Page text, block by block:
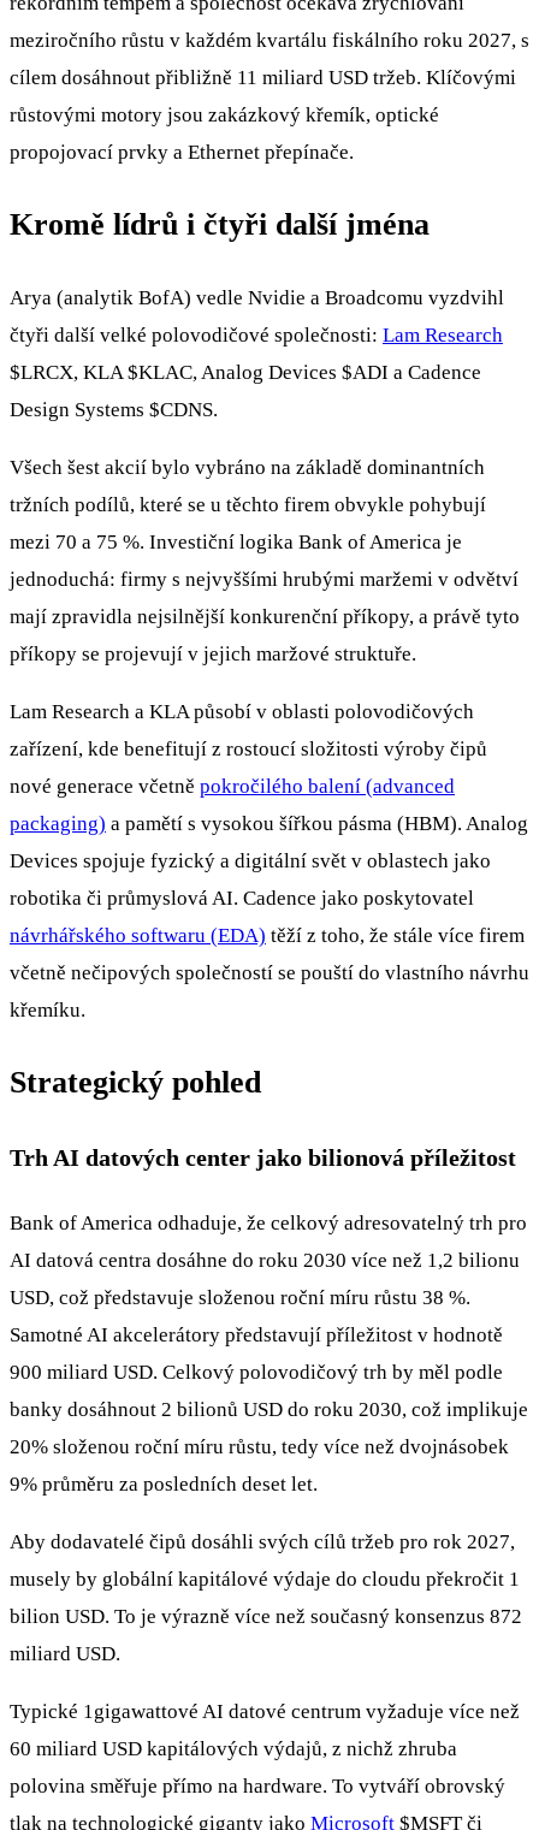
meziročního růstu v každém kvartálu fiskálního roku 2027, s
cílem dosáhnout přibližně 11 miliard USD tržeb. Klíčovými
růstovými motory jsou zakázkový křemík, optické
propojovací prvky a Ethernet přepínače.
Kromě lídrů i čtyři další jména
Arya (analytik BofA) vedle Nvidie a Broadcomu vyzdvihl
čtyři další velké polovodičové společnosti: Lam Research
$LRCX, KLA $KLAC, Analog Devices $ADI a Cadence
Design Systems $CDNS.
Všech šest akcií bylo vybráno na základě dominantních
tržních podílů, které se u těchto firem obvykle pohybují
mezi 70 a 75 %. Investiční logika Bank of America je
jednoduchá: firmy s nejvyššími hrubými maržemi v odvětví
mají zpravidla nejsilnější konkurenční příkopy, a právě tyto
příkopy se projevují v jejich maržové struktuře.
Lam Research a KLA působí v oblasti polovodičových
zařízení, kde benefitují z rostoucí složitosti výroby čipů
nové generace včetně pokročilého balení (advanced
packaging) a pamětí s vysokou šířkou pásma (HBM). Analog
Devices spojuje fyzický a digitální svět v oblastech jako
robotika či průmyslová AI. Cadence jako poskytovatel
návrhářského softwaru (EDA) těží z toho, že stále více firem
včetně nečipových společností se pouští do vlastního návrhu
křemíku.
Strategický pohled
Trh AI datových center jako bilionová příležitost
Bank of America odhaduje, že celkový adresovatelný trh pro
AI datová centra dosáhne do roku 2030 více než 1,2 bilionu
USD, což představuje složenou roční míru růstu 38 %.
Samotné AI akcelerátory představují příležitost v hodnotě
900 miliard USD. Celkový polovodičový trh by měl podle
banky dosáhnout 2 bilionů USD do roku 2030, což implikuje
20% složenou roční míru růstu, tedy více než dvojnásobek
9% průměru za posledních deset let.
Aby dodavatelé čipů dosáhli svých cílů tržeb pro rok 2027,
musely by globální kapitálové výdaje do cloudu překročit 1
bilion USD. To je výrazně více než současný konsenzus 872
miliard USD.
Typické 1gigawattové AI datové centrum vyžaduje více než
60 miliard USD kapitálových výdajů, z nichž zhruba
polovina směřuje přímo na hardware. To vytváří obrovský
tlak na technologické giganty jako Microsoft $MSFTči